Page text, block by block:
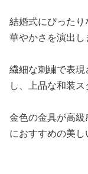
結婚式にぴった
華やかさを演出し
繊細な刺繍で表
し、上品な和装ス
金色の金具が高
におすすめの美し